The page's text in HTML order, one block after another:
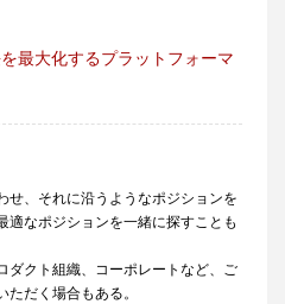
最大化するプラットフォーマ
せ、それに沿うようなポジションを
適なポジションを一緒に探すことも
ダクト組織、コーポレートなど、ご
だく場合もある。